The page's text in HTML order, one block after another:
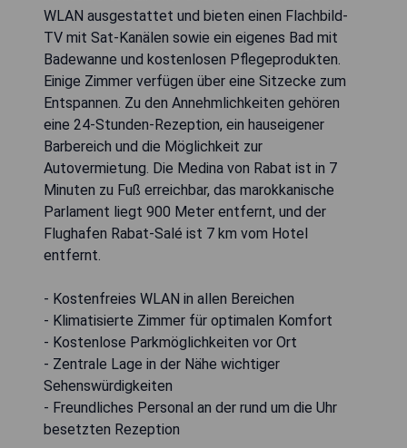
Das Rihab Hotel befindet sich im Stadtteil Hassan
in Rabat, nur 8 Gehminuten von der Chellah-Bühne
des Mawazine-Festivals entfernt. Die
klimatisierten Zimmer sind mit kostenlosem
WLAN ausgestattet und bieten einen Flachbild-
TV mit Sat-Kanälen sowie ein eigenes Bad mit
Einige Zimmer verfügen über eine Sitzecke zum
Entspannen. Zu den Annehmlichkeiten gehören
eine 24-Stunden-Rezeption, ein hauseigener
Barbereich und die Möglichkeit zur
Autovermietung. Die Medina von Rabat ist in 7
Minuten zu Fuß erreichbar, das marokkanische
Parlament liegt 900 Meter entfernt, und der